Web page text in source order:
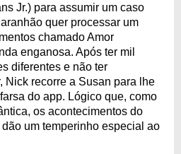
Jr.) para assumir um caso
quer processar um
chamado Amor
enganosa. Após ter mil
diferentes e não ter
Nick recorre a Susan para lhe
do app. Lógico que, como
os acontecimentos do
um temperinho especial ao